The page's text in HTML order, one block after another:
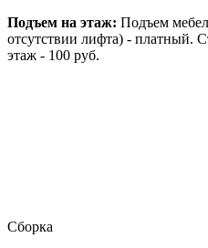
Подъем на этаж: Подъем
отсутствии лифта) - платный.
этаж - 100 руб.
Сборка